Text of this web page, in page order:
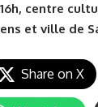
centre
et ville de
Share on X